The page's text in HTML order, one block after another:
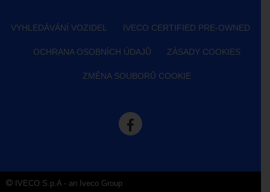
VYHLEDÁVÁNÍ VOZIDEL IVECO CERTIFIED PRE-OWNED
OCHRANA OSOBNÍCH ÚDAJŮ ZÁSADY COOKIES
ZMĚNA SOUBORŮ COOKIE
IVECO S.p.A - an Iveco Group